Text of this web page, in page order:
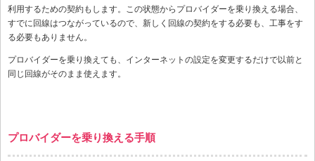
利用するための契約もします。この状態からプロバイダーを乗り換える場合、
すでに回線はつながっているので、新しく回線の契約をする必要も、工事をす
る必要もありません。
プロバイダーを乗り換えても、インターネットの設定を変更するだけで以前と
同じ回線がそのまま使えます。
プロバイダーを乗り換える手順